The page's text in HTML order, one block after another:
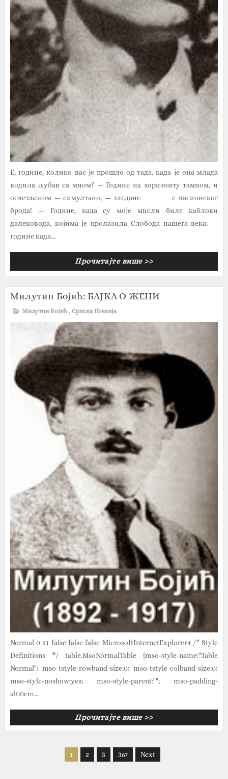
Е, године, колико вас је прошло од тада, када је она млада
водила љубав са мном? — Године на хоризонту тамном, и
осветљеном — симултано, — гледане с васионског
брода! — Године, када су моје мисли биле каблови
далековода, којима је пролазила Слобода нашега века; —
године када...
Прочитајте више >>
Милутин Бојић: БАЈКА О ЖЕНИ
Милутин Бојић , Српска Поезија
Normal 0 21 false false false MicrosoftInternetExplorer4 /* Style
Definitions */ table.MsoNormalTable {mso-style-name:"Table
Normal"; mso-tstyle-rowband-size:0; mso-tstyle-colband-size:0;
mso-style-noshow:yes; mso-style-parent:""; mso-padding-
alt:0cm...
Прочитајте више >>
1 2 3 367 Next